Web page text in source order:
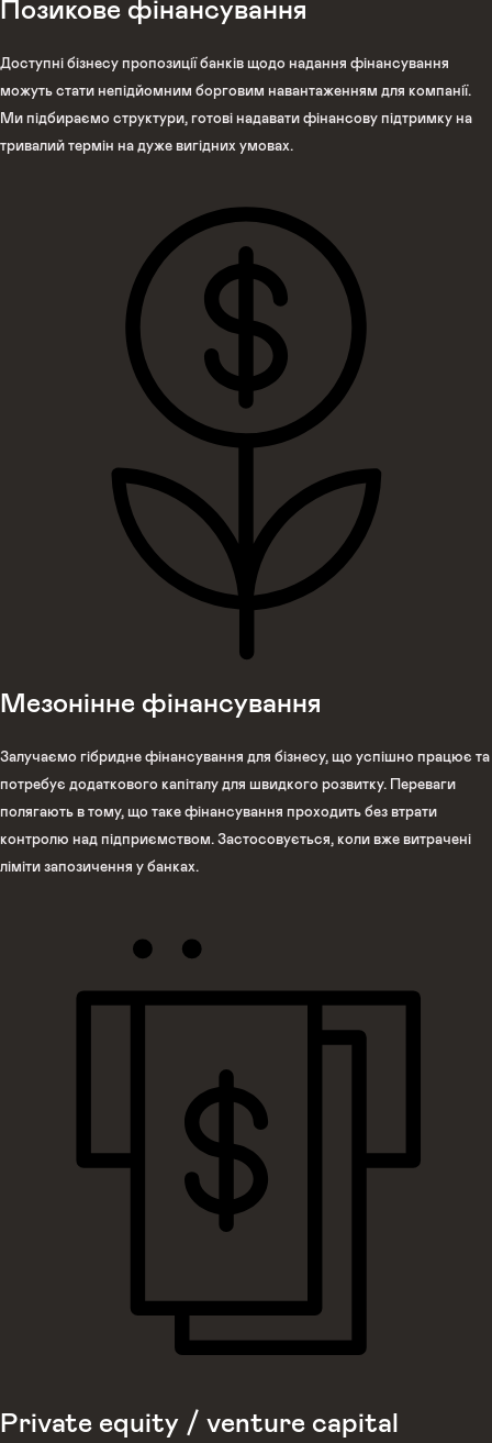
Позикове фінансування
Доступні бізнесу пропозиції банків щодо надання фінансування
можуть стати непідйомним борговим навантаженням для компанії.
Ми підбираємо структури, готові надавати фінансову підтримку на
тривалий термін на дуже вигідних умовах.
Мезонінне фінансування
Залучаємо гібридне фінансування для бізнесу, що успішно працює та
потребує додаткового капіталу для швидкого розвитку. Переваги
полягають в тому, що таке фінансування проходить без втрати
контролю над підприємством. Застосовується, коли вже витрачені
ліміти запозичення у банках.
Private equity / venture capital